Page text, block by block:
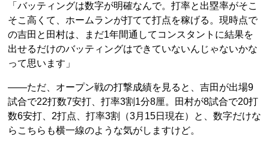
「バッティングは数字が明確なんで。打率と出塁率がそこ
そこ高くて、ホームランが打てて打点を稼げる。現時点で
の吉田と田村は、まだ1年間通してコンスタントに結果を
出せるだけのバッティングはできていないんじゃないかな
って思います」
――ただ、オープン戦の打撃成績を見ると、吉田が出場9
試合で22打数7安打、打率3割1分8厘。田村が8試合で20打
数6安打、2打点、打率3割（3月15日現在）と、数字だけな
らこちらも横一線のような気がしますけど。